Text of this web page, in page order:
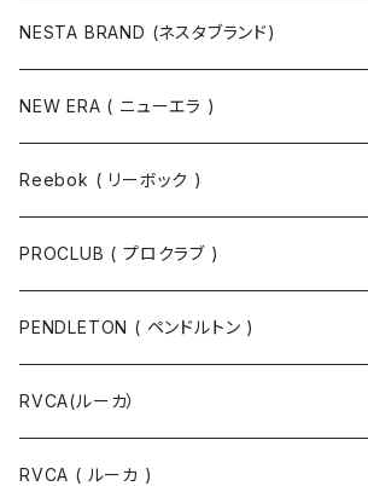
NESTA BRAND (ネスタブランド)
NEW ERA ( ニューエラ )
Reebok ( リーボック )
PROCLUB ( プロクラブ )
PENDLETON ( ペンドルトン )
RVCA(ルーカ）
RVCA ( ルーカ )